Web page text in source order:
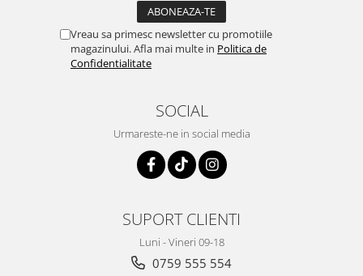
Vreau sa primesc newsletter cu promotiile
magazinului. Afla mai multe in Politica de
Confidentialitate
SOCIAL
Urmareste-ne in social media
SUPORT CLIENTI
Luni - Vineri 09-18
0759 555 554